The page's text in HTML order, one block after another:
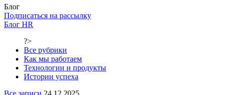
Блог
Подписаться на рассылку
Блог HR
?>
Все рубрики
Как мы работаем
Технологии и продукты
Истории успеха
Все записи 24.12.2025